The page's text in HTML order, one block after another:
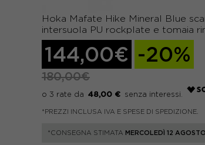
Hoka Mafate Hike Mineral Blue
intersuola PU rockplate e tomaia
144,00€ -20%
180,00€
48,00 €
*PREZZI INCLUSA IVA E SPESE DI SPEDIZIONE.
*CONSEGNA STIMATA MERCOLEDÌ 12 AGOSTO.